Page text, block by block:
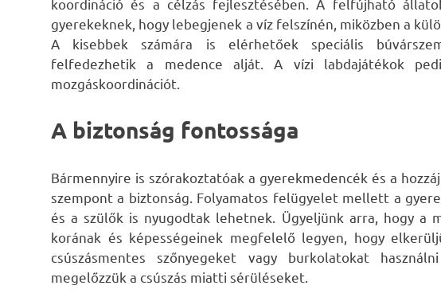
gyerekeknek, hogy lebegjenek a víz felszínén, miközben a
A kisebbek számára is elérhetőek speciális
felfedezhetik a medence alját. A vízi labdajátékok
mozgáskoordinációt.
A biztonság fontossága
Bármennyire is szórakoztatóak a gyerekmedencék és a
szempont a biztonság. Folyamatos felügyelet mellett a
és a szülők is nyugodtak lehetnek. Ügyeljünk arra, hogy a
korának és képességeinek megfelelő legyen, hogy
csúszásmentes szőnyegeket vagy burkolatokat
megelőzzük a csúszás miatti sérüléseket.